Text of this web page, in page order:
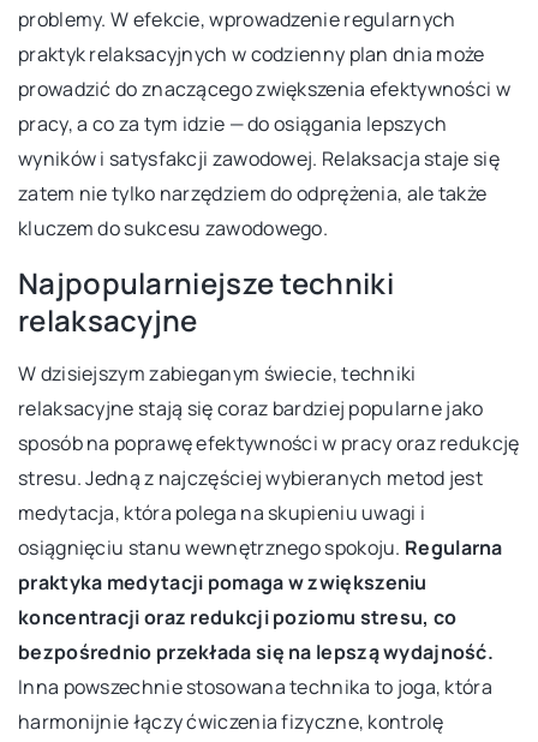
problemy. W efekcie, wprowadzenie regularnych
praktyk relaksacyjnych w codzienny plan dnia może
prowadzić do znaczącego zwiększenia efektywności w
pracy, a co za tym idzie — do osiągania lepszych
wyników i satysfakcji zawodowej. Relaksacja staje się
zatem nie tylko narzędziem do odprężenia, ale także
kluczem do sukcesu zawodowego.
Najpopularniejsze techniki
relaksacyjne
W dzisiejszym zabieganym świecie, techniki
relaksacyjne stają się coraz bardziej popularne jako
sposób na poprawę efektywności w pracy oraz redukcję
stresu. Jedną z najczęściej wybieranych metod jest
medytacja, która polega na skupieniu uwagi i
osiągnięciu stanu wewnętrznego spokoju. Regularna
praktyka medytacji pomaga w zwiększeniu
koncentracji oraz redukcji poziomu stresu, co
bezpośrednio przekłada się na lepszą wydajność.
Inna powszechnie stosowana technika to joga, która
harmonijnie łączy ćwiczenia fizyczne, kontrolę